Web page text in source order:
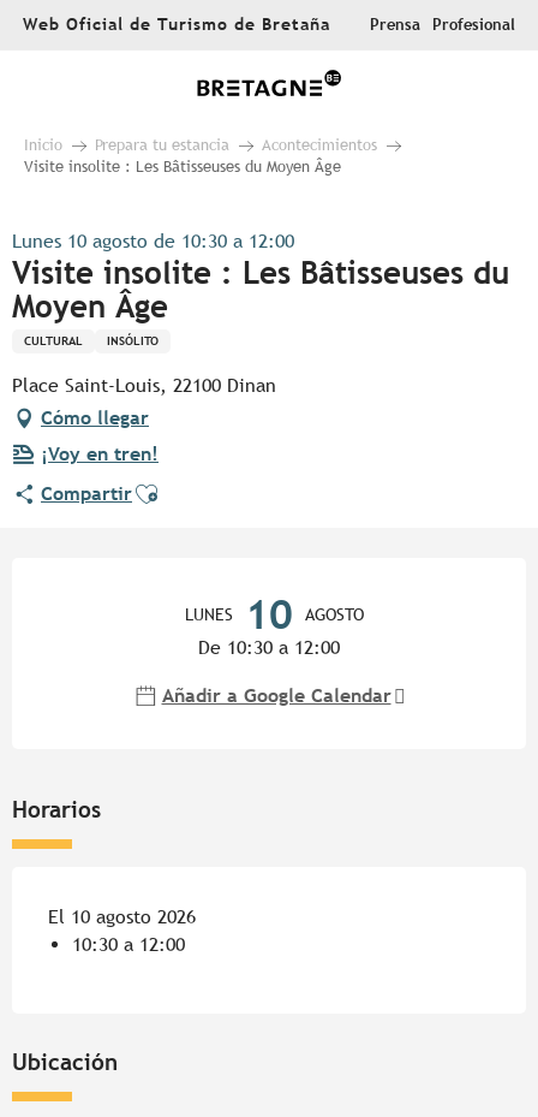
AllerWeb Oficial de Turismo de Bretaña Prensa Profesional
Inicio Prepara tu estancia
Acontecimientos
Visite insolite : Les Bâtisseuses du Moyen Âge
Lunes 10 agosto de 10:30 a 12:00
Visite insolite : Les Bâtisseuses du
Moyen Âge
CULTURAL INSÓLITO
Place Saint-Louis, 22100 Dinan
Cómo llegar
¡Voy en tren!
CompartirAjouter aux favoris
LUNES 10 AGOSTO
De 10:30 a 12:00
Añadir a Google Calendar
Horarios
El 10 agosto 2026
10:30 a 12:00
Ubicación